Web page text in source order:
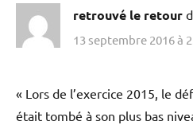
retrouvé le retour
13 septembre 2016 à
« Lors de l’exercice 2015, le
était tombé à son plus bas